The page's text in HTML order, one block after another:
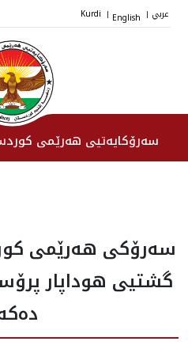
عربي |
English
|
Kurdi
سەرۆکایەتیی هەرێمی
جێگرانی سه‌رۆک
ستافی سەرۆکایەتی
سه‌رۆكى هه‌رێمى
گشتيى هوداپار